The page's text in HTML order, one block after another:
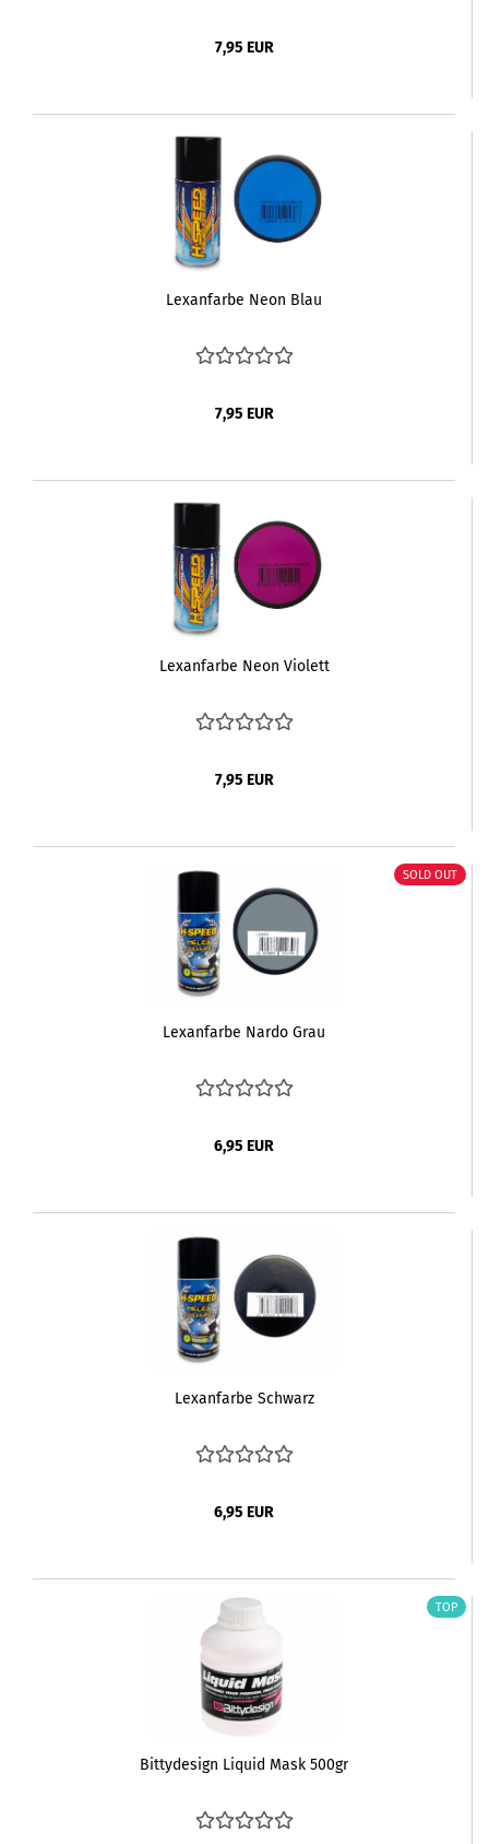
7,95 EUR
Lexanfarbe Neon Blau
7,95 EUR
Lexanfarbe Neon Violett
7,95 EUR
SOLD OUT
Lexanfarbe Nardo Grau
6,95 EUR
Lexanfarbe Schwarz
6,95 EUR
TOP
Bittydesign Liquid Mask 500gr